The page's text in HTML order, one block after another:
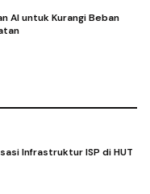
AI untuk Kurangi Beban
Infrastruktur ISP di HUT